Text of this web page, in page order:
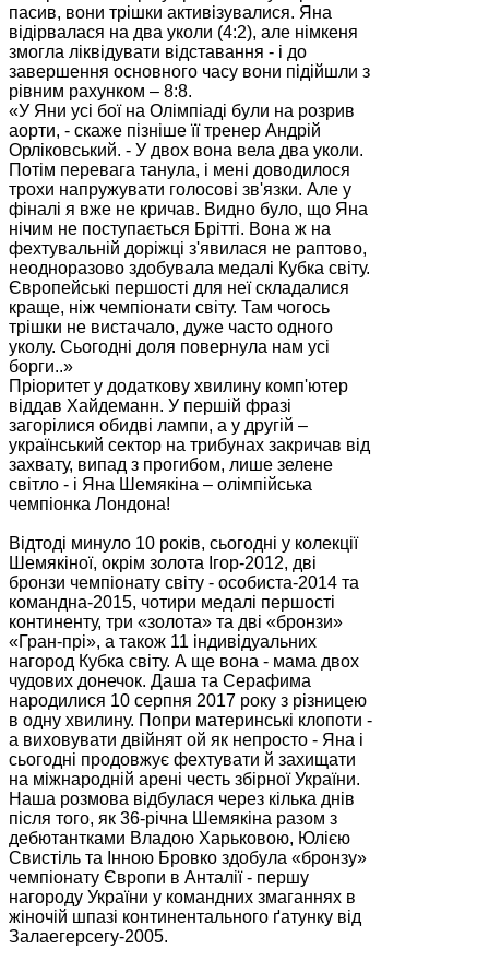
пасив, вони трішки активізувалися. Яна
відірвалася на два уколи (4:2), але німкеня
змогла ліквідувати відставання - і до
завершення основного часу вони підійшли з
рівним рахунком – 8:8.
«У Яни усі бої на Олімпіаді були на розрив
аорти, - скаже пізніше її тренер Андрій
Орліковський. - У двох вона вела два уколи.
Потім перевага танула, і мені доводилося
трохи напружувати голосові зв'язки. Але у
фіналі я вже не кричав. Видно було, що Яна
нічим не поступається Брітті. Вона ж на
фехтувальній доріжці з'явилася не раптово,
неодноразово здобувала медалі Кубка світу.
Європейські першості для неї складалися
краще, ніж чемпіонати світу. Там чогось
трішки не вистачало, дуже часто одного
уколу. Сьогодні доля повернула нам усі
борги..»
Пріоритет у додаткову хвилину комп'ютер
віддав Хайдеманн. У першій фразі
загорілися обидві лампи, а у другій –
український сектор на трибунах закричав від
захвату, випад з прогибом, лише зелене
світло - і Яна Шемякіна – олімпійська
чемпіонка Лондона!
Відтоді минуло 10 років, сьогодні у колекції
Шемякіної, окрім золота Ігор-2012, дві
бронзи чемпіонату світу - особиста-2014 та
командна-2015, чотири медалі першості
континенту, три «золота» та дві «бронзи»
«Гран-прі», а також 11 індивідуальних
нагород Кубка світу. А ще вона - мама двох
чудових донечок. Даша та Серафима
народилися 10 серпня 2017 року з різницею
в одну хвилину. Попри материнські клопоти -
а виховувати двійнят ой як непросто - Яна і
сьогодні продовжує фехтувати й захищати
на міжнародній арені честь збірної України.
Наша розмова відбулася через кілька днів
після того, як 36-річна Шемякіна разом з
дебютантками Владою Харьковою, Юлією
Свистіль та Інною Бровко здобула «бронзу»
чемпіонату Європи в Анталії - першу
нагороду України у командних змаганнях в
жіночій шпазі континентального ґатунку від
Залаегерсегу-2005.